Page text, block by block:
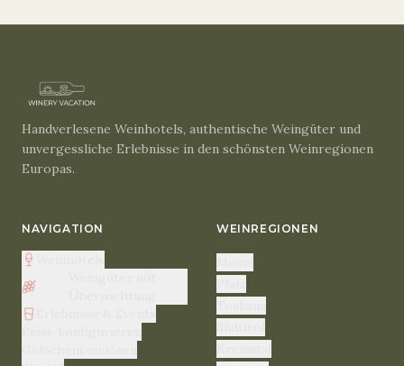
Handverlesene Weinhotels, authentische Weingüter und
unvergessliche Erlebnisse in den schönsten Weinregionen
Europas.
NAVIGATION WEINREGIONEN